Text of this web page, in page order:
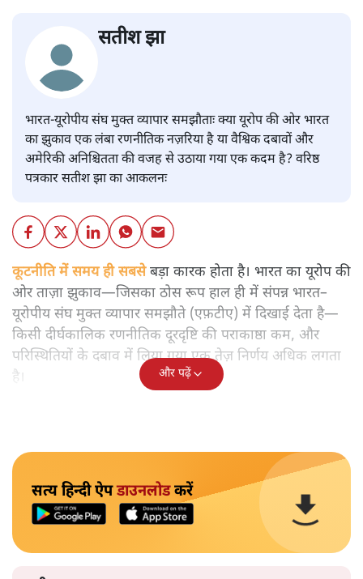
सतीश झा
भारत-यूरोपीय संघ मुक्त व्यापार समझौताः क्या यूरोप की ओर भारत
का झुकाव एक लंबा रणनीतिक नज़रिया है या वैश्विक दबावों और
अमेरिकी अनिश्चितता की वजह से उठाया गया एक कदम है? वरिष्ठ
पत्रकार सतीश झा का आकलनः
कूटनीति में समय ही सबसेबड़ा कारक होता है। भारत का यूरोप की
ओर ताज़ा झुकाव—जिसका ठोस रूप हाल ही में संपन्न भारत–
यूरोपीय संघ मुक्त व्यापार समझौते (एफ़टीए) में दिखाई देता है—
किसी दीर्घकालिक रणनीतिक दूरदृष्टि की पराकाष्ठा कम, और
परिस्थितियों के दबाव में लिया गया एक तेज़ निर्णय अधिक लगता
है।
और पढ़ें
सत्य हिन्दी ऐपडाउनलोडकरें